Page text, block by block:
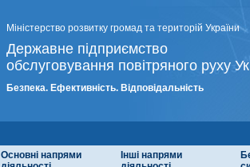
Міністерство розвитку громад та територій України
Державне підприємство
обслуговування повітряного руху
Безпека. Ефективність. Відповідальність
Основні напрями
Інші напрями